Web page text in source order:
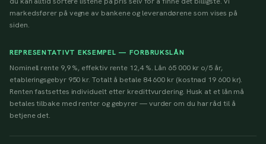
markedsfører på vegne av bankene og leverandørene som vises på
siden.
REPRESENTATIVT EKSEMPEL — FORBRUKSLÅN
Nominell rente 9,9 %, effektiv rente 12,4 %. Lån 65 000 kr o/5 år,
etableringsgebyr 950 kr. Totalt å betale 84 600 kr (kostnad 19 600 kr).
Renten fastsettes individuelt etter kredittvurdering. Husk at et lån må
betales tilbake med renter og gebyrer — vurder om du har råd til å
betjene det.